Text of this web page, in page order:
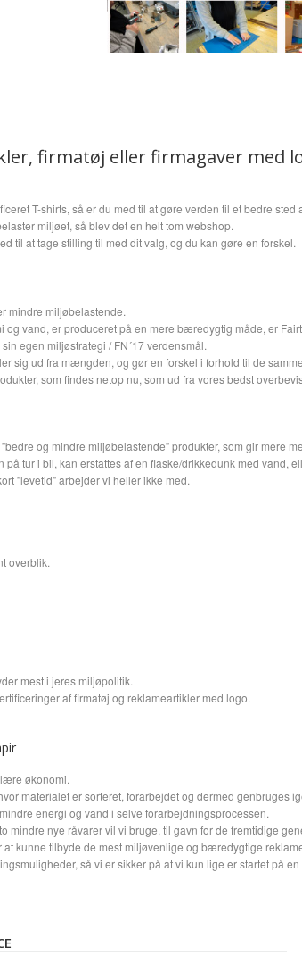
firmatøj eller firmagaver med
T-shirts, så er du med til at gøre verden til et bedre sted
miljøet, så blev det en helt tom webshop.
til at tage stilling til med dit valg, og du kan gøre en forskel.
mindre miljøbelastende.
vand, er produceret på en mere bæredygtig måde, er
egen miljøstrategi / FN´17 verdensmål.
sig ud fra mængden, og gør en forskel i forhold til de
som findes netop nu, som ud fra vores bedst
og mindre miljøbelastende” produkter, som gir mere
tur i bil, kan erstattes af en flaske/drikkedunk med
”levetid” arbejder vi heller ikke med.
overblik.
mest i jeres miljøpolitik.
af firmatøj og reklameartikler med logo.
økonomi.
materialet er sorteret, forarbejdet og dermed genbruges
energi og vand i selve forarbejdningsprocessen.
mindre nye råvarer vil vi bruge, til gavn for de fremtidige
kunne tilbyde de mest miljøvenlige og bæredygtige
så vi er sikker på at vi kun lige er startet på